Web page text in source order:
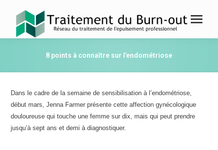
8 points à connaître sur l’endométriose
Dans le cadre de la semaine de sensibilisation à l’endométriose,
début mars, Jenna Farmer présente cette affection gynécologique
douloureuse qui touche une femme sur dix, mais qui peut prendre
jusqu’à sept ans et demi à diagnostiquer.